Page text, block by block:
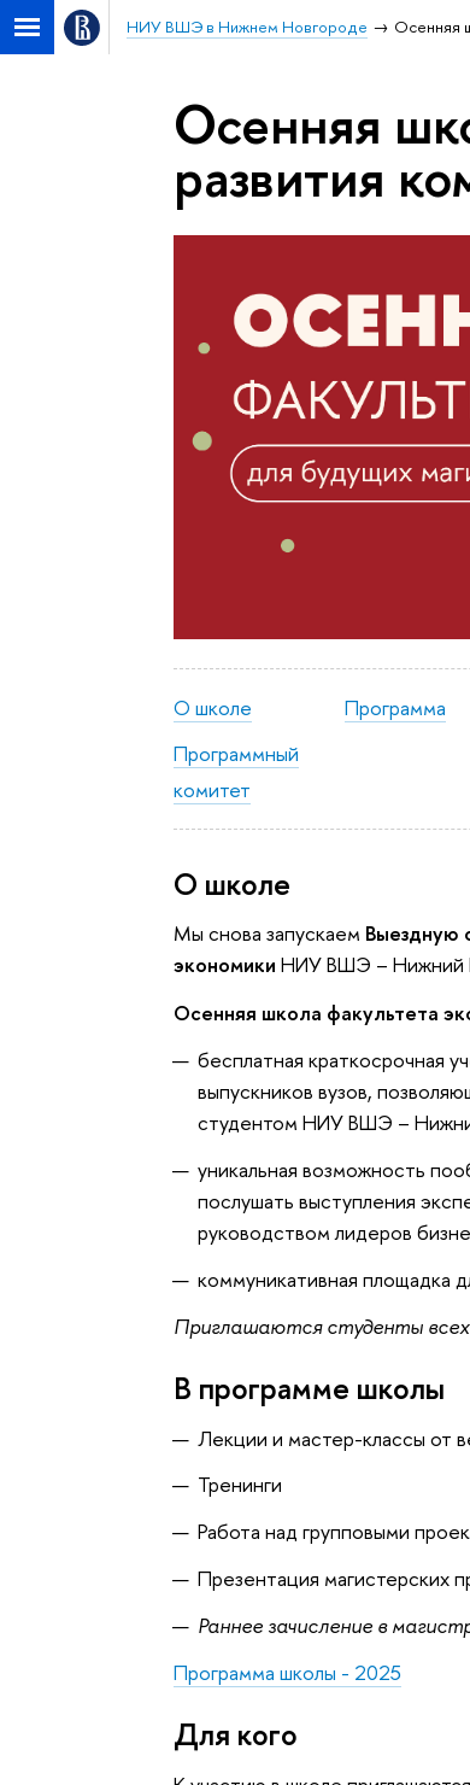
НИУ ВШЭ в Нижнем Новгороде Осенняя
Осенняя
развития
О школе
Программный
комитет
Программа
О школе
Мы снова запускаем Выездную
экономики НИУ ВШЭ – Нижний
Осенняя школа факультета
бесплатная краткосрочная
выпускников вузов,
студентом НИУ ВШЭ –
уникальная возможность
послушать выступления
руководством лидеров
коммуникативная площадка
Приглашаются студенты всех
В программе школы
Лекции и мастер-классы от
Тренинги
Работа над групповыми
Презентация магистерских
Раннее зачисление в
Программа школы - 2025
Для кого